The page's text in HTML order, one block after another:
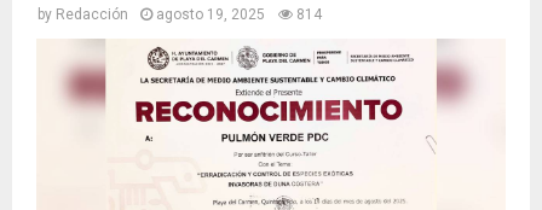
by Redacción agosto 19, 2025 814